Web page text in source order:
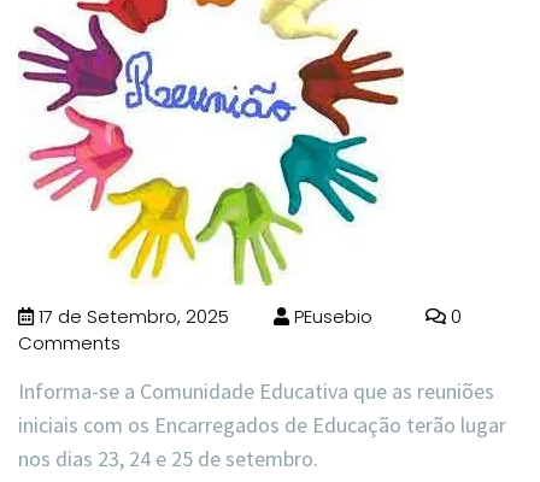
17 de Setembro, 2025 PEusebio
0
Comments
Informa-se a Comunidade Educativa que as reuniões
iniciais com os Encarregados de Educação terão lugar
nos dias 23, 24 e 25 de setembro.